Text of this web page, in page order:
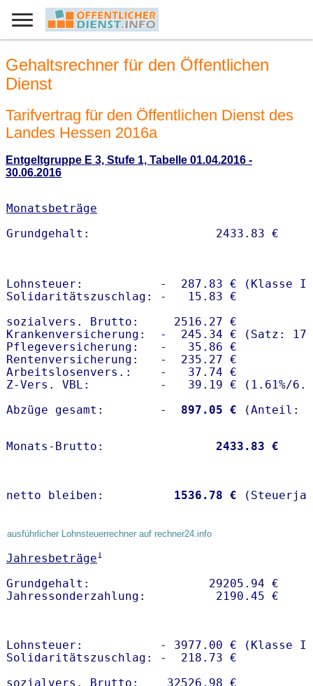
Gehaltsrechner für den Öffentlichen
Dienst
Tarifvertrag für den Öffentlichen Dienst des
Landes Hessen 2016a
Entgeltgruppe E 3, Stufe 1, Tabelle 01.04.2016 -
30.06.2016
Monatsbeträge
Lohnsteuer:           -  287.83 € (Klasse I)
Solidaritätszuschlag: -   15.83 €
sozialvers. Brutto:     2516.27 €
Krankenversicherung:  -  245.34 € (Satz:
Pflegeversicherung:   -   35.86 €
Rentenversicherung:   -  235.27 €
Arbeitslosenvers.:    -   37.74 €
Z-Vers. VBL:          -   39.19 € ( 1.61%/
Abzüge gesamt:        -
  897.05 €
Monats-Brutto: 2433.83 €
netto bleiben: 1536.78 €
ausführlicher Lohnsteuerrechner auf rechner24.info
Jahresbeträge1
Grundgehalt:                 29205.94 €
Lohnsteuer:           - 3977.00 € (Klasse I)
Solidaritätszuschlag: -  218.73 €
sozialvers. Brutto:    32526.98 €